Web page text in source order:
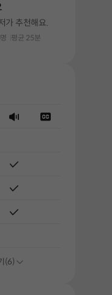
가 추천해요.
평균 25분
(6)